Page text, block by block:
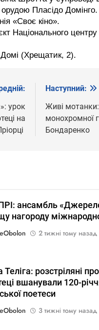
орудою Пласідо
«Своє кіно».
Національного
Домі (Хрещатик, 2).
урок
на
Наступний:
Живі
монохромної
Бондаренко
ансамбль
нагороду
2 тижні тому назад
Теліга: розстріляні
вшанували 120-
поетеси
3 тижні тому назад